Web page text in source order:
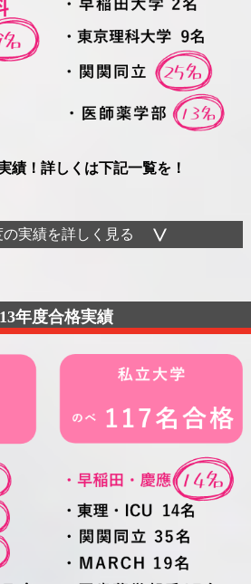
績！詳しくは下記一覧を！
の実績を詳しく見る
年度合格実績